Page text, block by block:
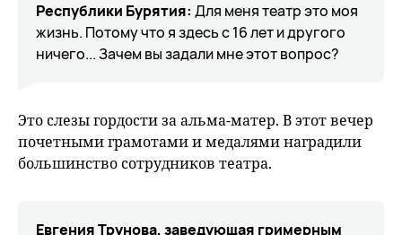
Республики Бурятия: Для меня театр это моя
жизнь. Потому что я здесь с 16 лет и другого
ничего... Зачем вы задали мне этот вопрос?
Это слезы гордости за альма-матер. В этот вечер
почетными грамотами и медалями наградили
большинство сотрудников театра.
Евгения Трунова, заведующая гримерным